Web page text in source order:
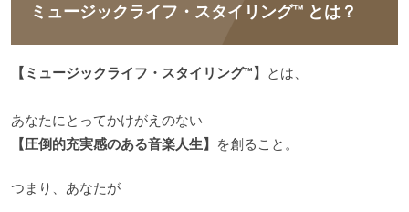
ミュージックライフ・スタイリング™ とは？
【ミュージックライフ・スタイリング™】 とは、
あなたにとってかけがえのない
【圧倒的充実感のある音楽人生】
を創ること。
つまり、あなたが